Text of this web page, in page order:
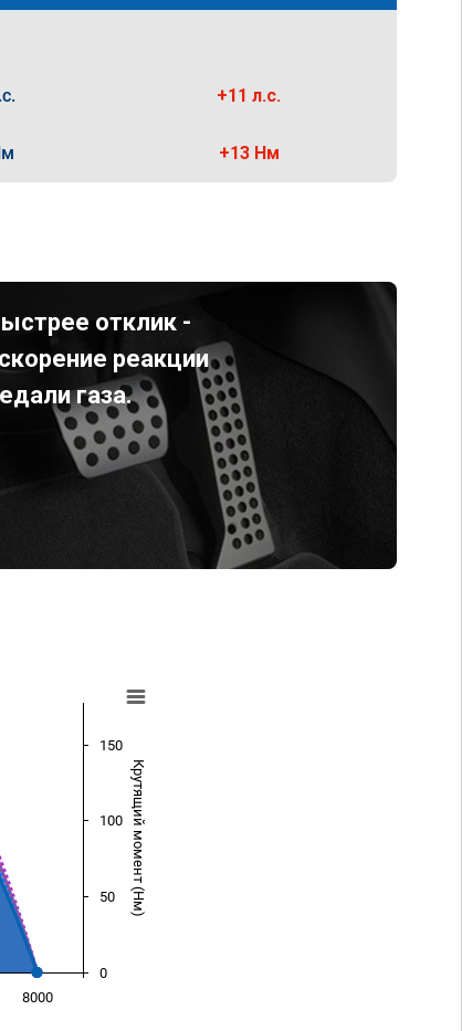
+11 л.с.
+13 Нм
отклик -
реакции
газа.
Крутящий момент (Нм)
8000
0
50
100
150